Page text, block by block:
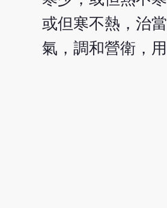
或但寒不熱，治
氣，調和營衛，用